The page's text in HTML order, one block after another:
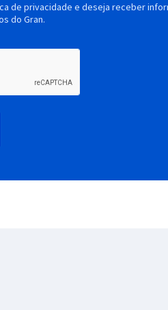
de privacidade e deseja receber
do Gran.